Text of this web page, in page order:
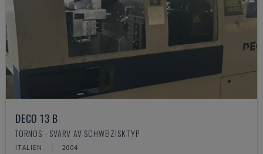
DECO 13 B
TORNOS - SVARV AV SCHWEIZISK TYP
ITALIEN 2004